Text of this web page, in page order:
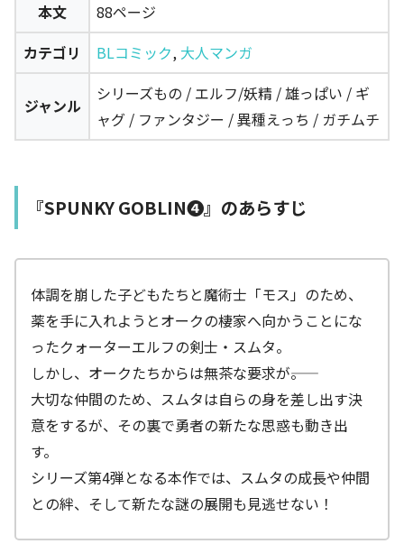
本文
88ページ
カテゴリ
BLコミック, 大人マンガ
ジャンル
シリーズもの / エルフ/妖精 / 雄っぱい / ギ
ャグ / ファンタジー / 異種えっち / ガチムチ
『SPUNKY GOBLIN❹』のあらすじ
体調を崩した子どもたちと魔術士「モス」のため、
薬を手に入れようとオークの棲家へ向かうことにな
ったクォーターエルフの剣士・スムタ。
しかし、オークたちからは無茶な要求が――。
大切な仲間のため、スムタは自らの身を差し出す決
意をするが、その裏で勇者の新たな思惑も動き出
す。
シリーズ第4弾となる本作では、スムタの成長や仲間
との絆、そして新たな謎の展開も見逃せない！